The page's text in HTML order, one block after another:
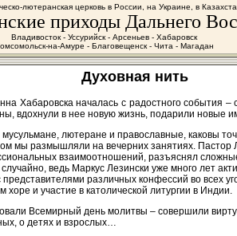
лютеранская церковь в России, на Украине, в
приходы Дальнего
Владивосток - Уссурийск - Арсеньев - Хабаровск
на-Амуре - Благовещенск - Чита - Магадан
Духовная нить
Хабаровска началась с радостного события
вдохнули в нее новую жизнь, подарили новые
лютеране и православные, каковы
мы размышляли на вечерних занятиях. Пастор
взаимоотношений, разъяснял
ведь Маркус Лезински уже много лет
различных конфессий во всех
хоре и участие в католической литургии в Индии.
Всемирный день молитвы – совершили
о детях и взрослых…